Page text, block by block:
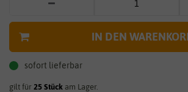
IN DEN
sofort lieferbar
gilt für 25 Stück am Lager.